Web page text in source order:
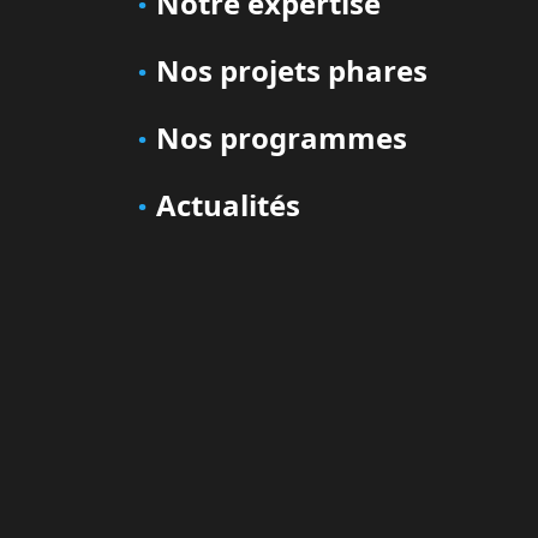
Nos projets phares
Nos programmes
Actualités